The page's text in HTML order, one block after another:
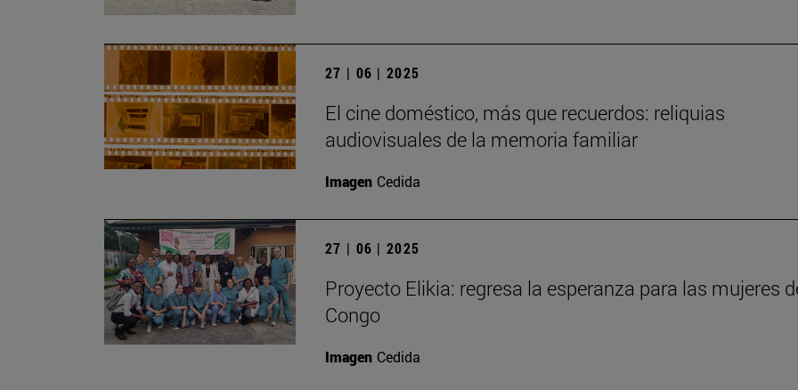
27 | 06 | 2025
El cine doméstico, más que recuerdos: reliquias
audiovisuales de la memoria familiar
Imagen Cedida
27 | 06 | 2025
Proyecto Elikia: regresa la esperanza para las mujeres
Congo
Imagen Cedida